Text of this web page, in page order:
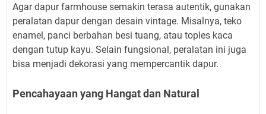
Agar dapur farmhouse semakin terasa autentik, gunakan
peralatan dapur dengan desain vintage. Misalnya, teko
enamel, panci berbahan besi tuang, atau toples kaca
dengan tutup kayu. Selain fungsional, peralatan ini juga
bisa menjadi dekorasi yang mempercantik dapur.
Pencahayaan yang Hangat dan Natural